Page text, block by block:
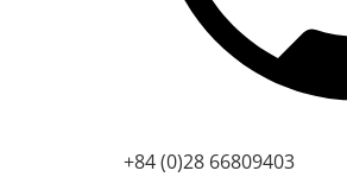
+84 (0)28 66809403